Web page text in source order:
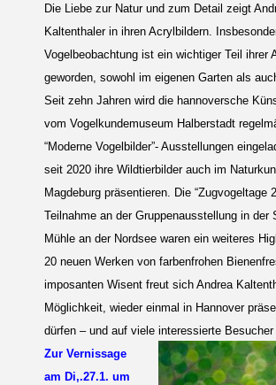
Die Liebe zur Natur und zum Detail zeigt
Kaltenthaler in ihren Acrylbildern.
Vogelbeobachtung ist ein wichtiger Teil ihrer
geworden, sowohl im eigenen Garten als
Seit zehn Jahren wird die hannoversche
vom Vogelkundemuseum Halberstadt
“Moderne Vogelbilder”- Ausstellungen
seit 2020 ihre Wildtierbilder auch im
Magdeburg präsentieren. Die “Zugvogeltage
Teilnahme an der Gruppenausstellung in der
Mühle an der Nordsee waren ein weiteres
20 neuen Werken von farbenfrohen
imposanten Wisent freut sich Andrea
Möglichkeit, wieder einmal in Hannover
dürfen – und auf viele interessierte Besucher
Zur Vernissage
am Di,.27.1. um